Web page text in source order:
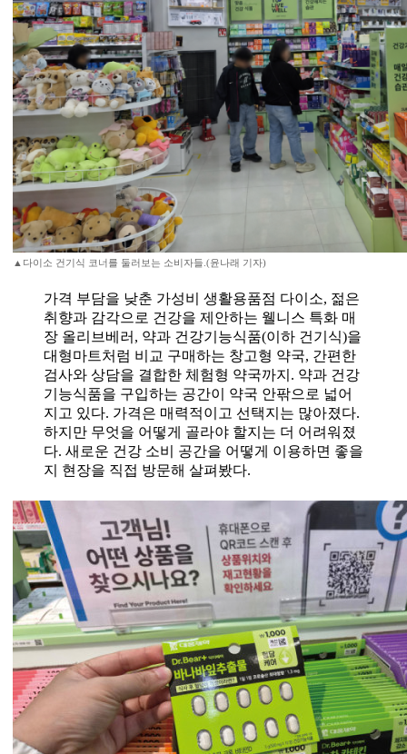
▲다이소 건기식 코너를 둘러보는 소비자들.(윤나래 기자)
가격 부담을 낮춘 가성비 생활용품점 다이소, 젊은
취향과 감각으로 건강을 제안하는 웰니스 특화 매
장 올리브베러, 약과 건강기능식품(이하 건기식)을
대형마트처럼 비교 구매하는 창고형 약국, 간편한
검사와 상담을 결합한 체험형 약국까지. 약과 건강
기능식품을 구입하는 공간이 약국 안팎으로 넓어
지고 있다. 가격은 매력적이고 선택지는 많아졌다.
하지만 무엇을 어떻게 골라야 할지는 더 어려워졌
다. 새로운 건강 소비 공간을 어떻게 이용하면 좋을
지 현장을 직접 방문해 살펴봤다.